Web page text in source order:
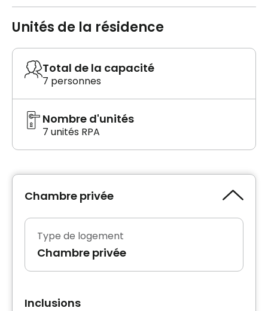
Unités de la résidence
Total de la capacité
7 personnes
Nombre d'unités
7 unités RPA
Chambre privée
Type de logement
Chambre privée
Inclusions